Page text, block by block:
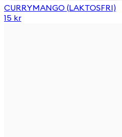
CURRYMANGO (LAKTOSFRI)
15 kr